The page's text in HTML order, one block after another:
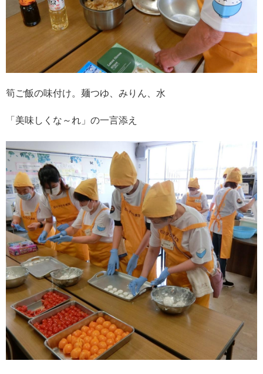
筍ご飯の味付け。麺つゆ、みりん、水
「美味しくな～れ」の一言添え